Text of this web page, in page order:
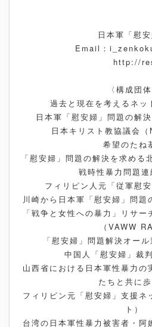
日本軍「慰
Email：
http://
〈構成団体
過去と現在を考えるネ
日本軍「慰安婦」問題の解
日本キリスト教協議会
希望のたね
「慰安婦」問題の解決を求める
戦時性暴力問題連
フィリピン人元「従軍慰
川崎から日本軍「慰安婦」問題
「戦争と女性への暴力」リサ
（VAWW
「慰安婦」問題解決オー
中国人「慰安婦」裁
山西省における日本軍性暴力の
たちと共に
フィリピン元「慰安婦」支援ネ
ト）
台湾の日本軍性暴力被害者・阿